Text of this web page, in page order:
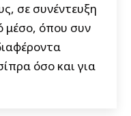
σε συνέντευξη
μέσο, όπου συν
όσο και για